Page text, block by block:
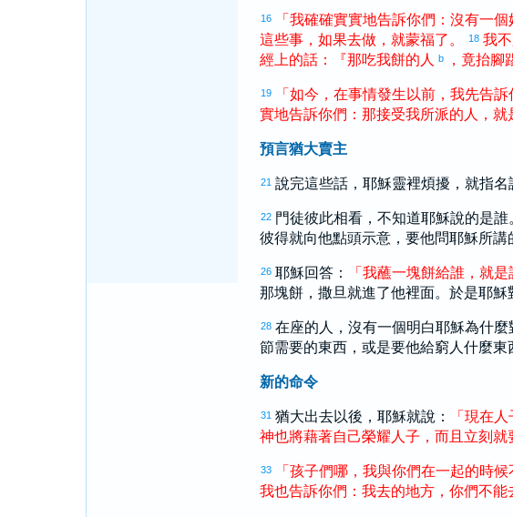
16 「 我確確實實地告訴你們 ： 沒有一個
這些事， 如果去做， 就蒙福了 。 18 我不
經 上的話： 『那吃我餅的 人 b ， 竟抬腳
19 「 如今 ， 在事情發生 以前， 我先告訴
實地告訴你們 ： 那接受我所派的 人 ， 就
預言猶大賣主
21 說完這些話，耶穌靈裡煩擾，就指名
22 門徒彼此相看，不知道耶穌說的是誰
彼得就向他點頭示意，要他問耶穌所講
26 耶穌回答： 「 我蘸一塊餅給誰， 就是
那塊餅， 撒旦 就進了他裡面。於是耶穌
28 在座的人，沒有一個明白耶穌為什麼
節需要的東西，或是要他給窮人什麼東
新的命令
31 猶大出去以後，耶穌就說： 「 現在 人
神也將藉著自己榮耀 人子 ， 而且 立刻 就
33 「 孩子們哪， 我與你們在一起的時候
我也告訴你們 ： 我去的地方， 你們不能